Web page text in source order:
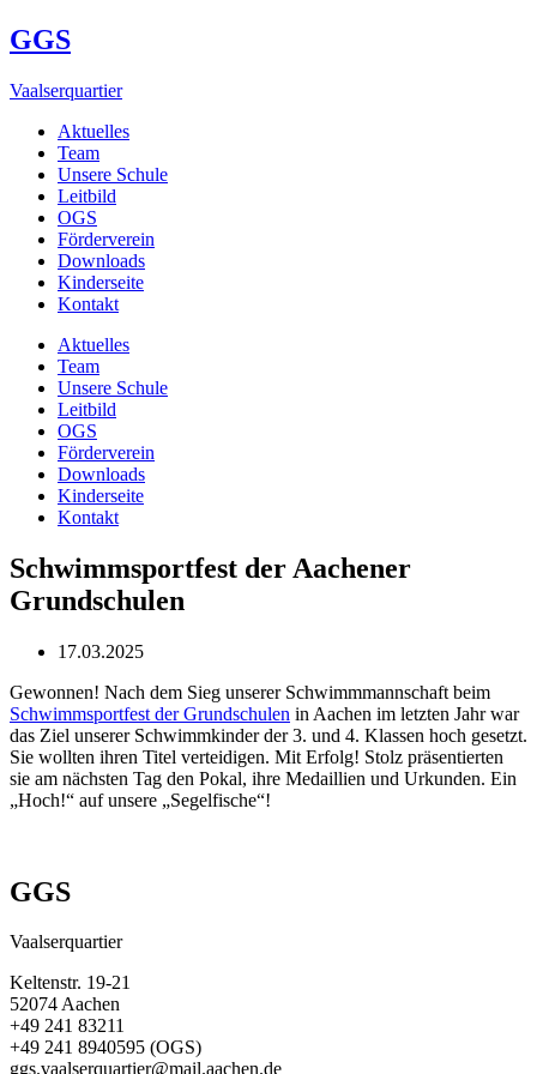
GGS
Vaalserquartier
Aktuelles
Team
Unsere Schule
Leitbild
OGS
Förderverein
Downloads
Kinderseite
Kontakt
Aktuelles
Team
Unsere Schule
Leitbild
OGS
Förderverein
Downloads
Kinderseite
Kontakt
Schwimmsportfest der Aachener
Grundschulen
17.03.2025
Gewonnen! Nach dem Sieg unserer Schwimmmannschaft beim
Schwimmsportfest der Grundschulen in Aachen im letzten Jahr war
das Ziel unserer Schwimmkinder der 3. und 4. Klassen hoch gesetzt.
Sie wollten ihren Titel verteidigen. Mit Erfolg! Stolz präsentierten
sie am nächsten Tag den Pokal, ihre Medaillien und Urkunden. Ein
„Hoch!“ auf unsere „Segelfische“!
GGS
Vaalserquartier
Keltenstr. 19-21
52074 Aachen
+49 241 83211
+49 241 8940595 (OGS)
ggs.vaalserquartier@mail.aachen.de